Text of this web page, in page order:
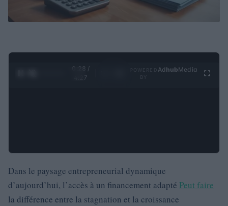
0:28 /
4:27
Ad hubMedia
Dans le paysage entrepreneurial dynamique
d’aujourd’hui, l’accès à un financement adapté Peut faire
la différence entre la stagnation et la croissance